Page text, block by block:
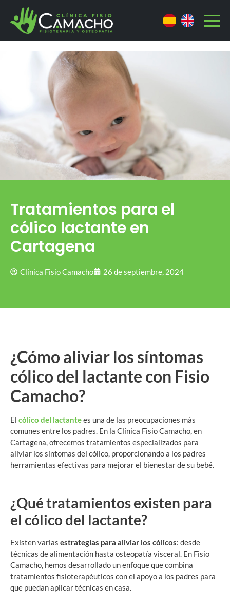
Tratamientos para el
cólico lactante en
Cartagena
Clínica Fisio Camacho 26 de septiembre, 2024
¿Cómo aliviar los síntomas
cólico del lactante con Fisio
Camacho?
El cólico del lactantees una de las preocupaciones más
comunes entre los padres. En la Clínica Fisio Camacho, en
Cartagena, ofrecemos tratamientos especializados para
aliviar los síntomas del cólico, proporcionando a los padres
herramientas efectivas para mejorar el bienestar de su bebé.
¿Qué tratamientos existen para
el cólico del lactante?
Existen varias estrategias para aliviar los cólicos: desde
técnicas de alimentación hasta osteopatía visceral. En Fisio
Camacho, hemos desarrollado un enfoque que combina
tratamientos fisioterapéuticos con el apoyo a los padres para
que puedan aplicar técnicas en casa.